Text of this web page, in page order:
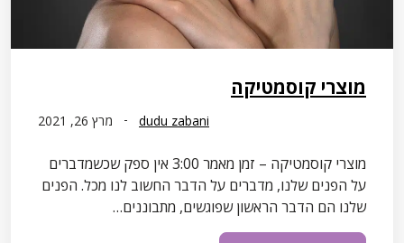
מוצרי קוסמטיקה
מרץ 26, 2021 dudu zabani
מוצרי קוסמטיקה – זמן מאמר 3:00 אין ספק שכשמדברים
על הפנים שלנו, מדברים על הדבר החשוב לנו מכל. הפנים
שלנו הם הדבר הראשון שפוגשים, מתבוננים…